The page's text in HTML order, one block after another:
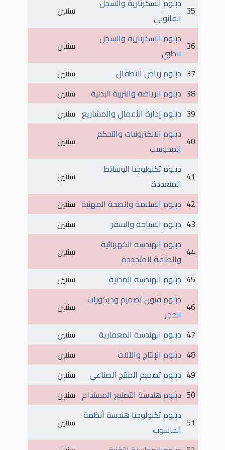
35 دبلوم السكرتارية والسجل
القانوني
سنتين
36 دبلوم السكرتارية والسجل
الطبي
سنتين
37 دبلوم رياض الأطفال
سنتين
38 دبلوم الرياضة والتربية البدنية
سنتين
39 دبلوم إدارة الأعمال والمشاريع سنتين
40 دبلوم الالكترونيات والتحكم
المحوسب
سنتين
41 دبلوم تكنولوجيا الوسائط
المتعددة
سنتين
42 دبلوم السلامة والصحة المهنية سنتين
43 دبلوم السياحة والسفر
سنتين
44 دبلوم الهندسة الكهربائية
والطاقة المتجددة
سنتين
45 دبلوم الهندسة المدنية
سنتين
46 دبلوم فنون تصميم وديكورات
الحجر
سنتين
47 دبلوم الهندسة المعمارية
سنتين
48 دبلوم الإنتاج والآلات
سنتين
49 دبلوم تصميم المنتج الصناعي
سنتين
50 دبلوم هندسة التصنيع المستدام سنتين
51 دبلوم تكنولوجيا هندسة أنظمة
الحاسوب
سنتين